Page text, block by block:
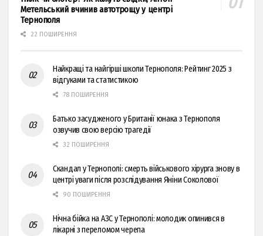
Метельський вчинив автотрощу у центрі
Тернополя
22 ПОШИРЕННЯ
Найкращі та найгірші школи Тернополя: Рейтинг 2025 з
відгуками та статистикою
78 ПОШИРЕННЯ
Батько засудженого у Британії юнака з Тернополя
озвучив свою версію трагедії
32 ПОШИРЕННЯ
Скандал у Тернополі: смерть військового хірурга знову в
центрі уваги після розслідування Яніни Соколової
90 ПОШИРЕННЯ
Нічна бійка на АЗС у Тернополі: молодик опинився в
лікарні з переломом черепа